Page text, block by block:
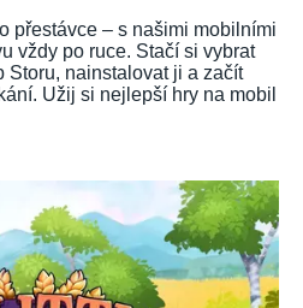
přestávce – s našimi mobilními
vždy po ruce. Stačí si vybrat
Storu, nainstalovat ji a začít
Užij si nejlepší hry na mobil